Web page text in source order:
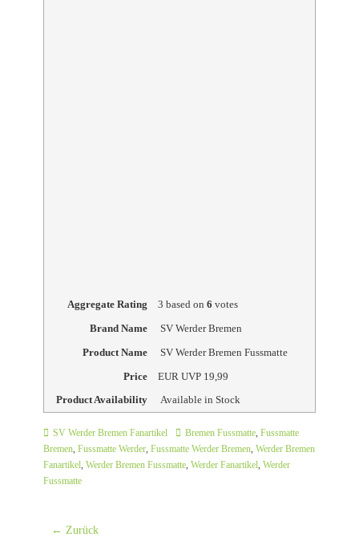
Aggregate Rating 3 based on 6 votes
Brand Name
SV Werder Bremen
Product Name
SV Werder Bremen Fussmatte
Price
EUR UVP 19,99
Product Availability
Available in Stock
Kategorien
SV Werder Bremen Fanartikel Schlagworte
Bremen Fussmatte, Fussmatte
Bremen, Fussmatte Werder, Fussmatte Werder Bremen, Werder Bremen
Fanartikel, Werder Bremen Fussmatte, Werder Fanartikel, Werder
Fussmatte
Beitrags-
← Zurück